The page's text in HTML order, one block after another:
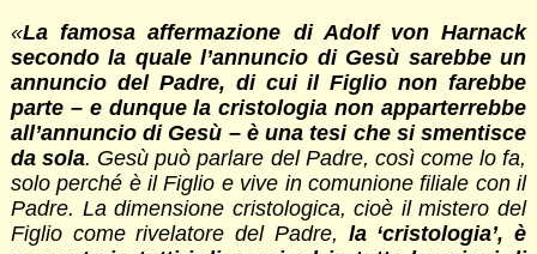
«La famosa affermazione di Adolf von Harnack
secondo la quale l’annuncio di Gesù sarebbe un
annuncio del Padre, di cui il Figlio non farebbe
parte – e dunque la cristologia non apparterrebbe
all’annuncio di Gesù – è una tesi che si smentisce
da sola. Gesù può parlare del Padre, così come lo fa,
solo perché è il Figlio e vive in comunione filiale con il
Padre. La dimensione cristologica, cioè il mistero del
Figlio come rivelatore del Padre, la ‘cristologia’, è